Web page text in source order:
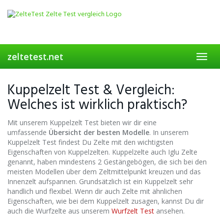
zeltetest.net
Kuppelzelt Test & Vergleich:
Welches ist wirklich praktisch?
Mit unserem Kuppelzelt Test bieten wir dir eine
umfassende Übersicht der besten Modelle. In unserem
Kuppelzelt Test findest Du Zelte mit den wichtigsten
Eigenschaften von Kuppelzelten. Kuppelzelte auch Iglu Zelte
genannt, haben mindestens 2 Gestängebögen, die sich bei den
meisten Modellen über dem Zeltmittelpunkt kreuzen und das
Innenzelt aufspannen. Grundsätzlich ist ein Kuppelzelt sehr
handlich und flexibel. Wenn dir auch Zelte mit ähnlichen
Eigenschaften, wie bei dem Kuppelzelt zusagen, kannst Du dir
auch die Wurfzelte aus unserem Wurfzelt Test ansehen.